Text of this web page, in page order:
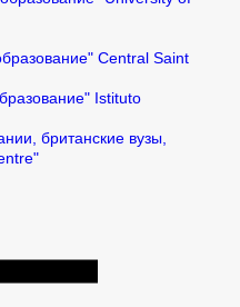
Central Saint
Istituto